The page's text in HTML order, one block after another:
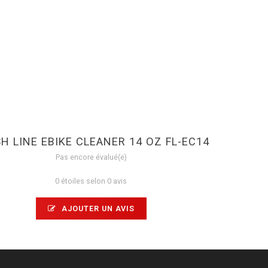
LINE EBIKE CLEANER 14 OZ FL-EC14
Pas encore évalué(e)
0 étoiles selon 0 avis
AJOUTER UN AVIS